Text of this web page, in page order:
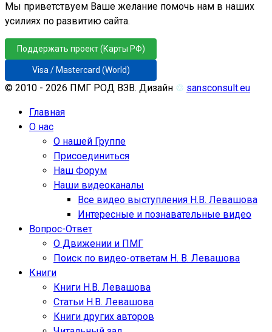
Мы приветствуем Ваше желание помочь нам в наших
усилиях по развитию сайта.
Поддержать проект (Карты РФ)
Visa / Mastercard (World)
© 2010 - 2026 ПМГ РОД ВЗВ. Дизайн ♲ sansconsult.eu
Главная
О нас
О нашей Группе
Присоединиться
Наш Форум
Наши видеоканалы
Все видео выступления Н.В. Левашова
Интересные и познавательные видео
Вопрос-Ответ
О Движении и ПМГ
Поиск по видео-ответам Н. В. Левашова
Книги
Книги Н.В. Левашова
Статьи Н.В. Левашова
Книги других авторов